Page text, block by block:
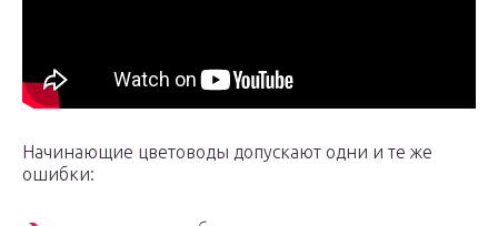
Начинающие цветоводы допускают одни и те же
ошибки: